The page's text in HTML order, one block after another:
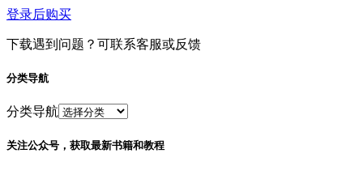
登录后购买
下载遇到问题？可联系客服或反馈
分类导航
分类导航
关注公众号，获取最新书籍和教程